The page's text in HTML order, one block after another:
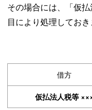
その場合には、「仮
目により処理しておき
借方
仮払法人税等